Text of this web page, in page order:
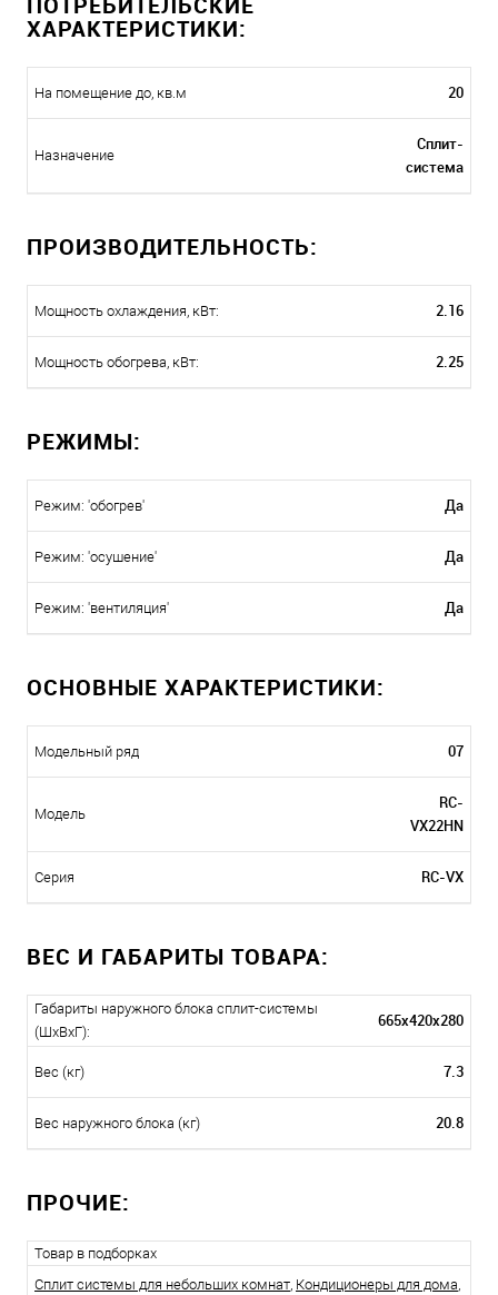
ХАРАКТЕРИСТИКИ:
На помещение до, кв.м 20
Назначение
Сплит-
система
ПРОИЗВОДИТЕЛЬНОСТЬ:
Мощность охлаждения, кВт: 2.16
Мощность обогрева, кВт: 2.25
РЕЖИМЫ:
Режим: 'обогрев' Да
Режим: 'осушение' Да
Режим: 'вентиляция' Да
ОСНОВНЫЕ ХАРАКТЕРИСТИКИ:
Модельный ряд 07
Модель
RC-
VX22HN
Серия RC-VX
ВЕС И ГАБАРИТЫ ТОВАРА:
Габариты наружного блока сплит-системы
(ШxВxГ):
665x420x280
Вес (кг) 7.3
Вес наружного блока (кг) 20.8
ПРОЧИЕ:
Товар в подборках
Сплит системы для небольших комнат, Кондиционеры для дома,